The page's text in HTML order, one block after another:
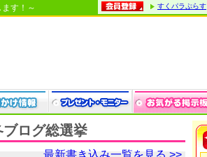
す！～ すくパラぷらす
ブログ総選挙
最新書き込み一覧を見る >>